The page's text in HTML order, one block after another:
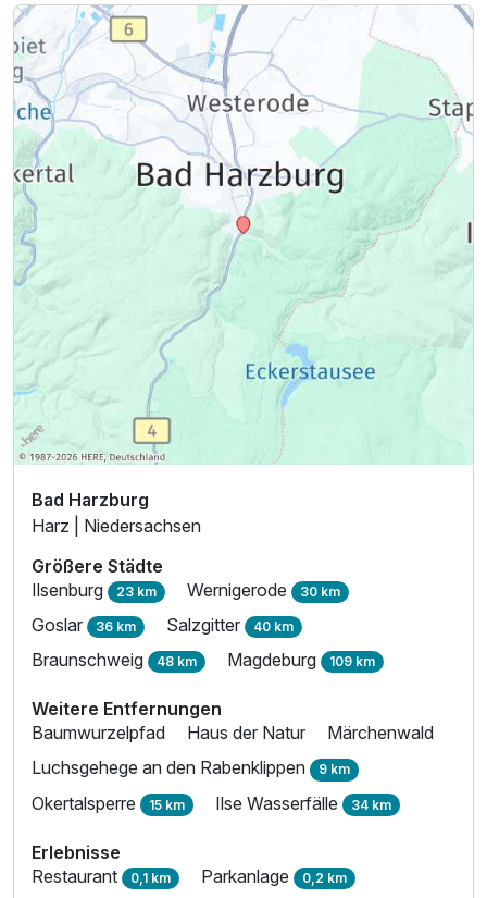
Ausstattung
p.P. ab459,00 €
Familienzimmer
2 Erwachsene und 2 Kinder
Bad Harzburg
Harz | Niedersachsen
Größere Städte
Ilsenburg 23 km Wernigerode 30 km
Goslar 36 km Salzgitter 40 km
Braunschweig 48 km Magdeburg 109 km
Weitere Entfernungen
Baumwurzelpfad
Haus der Natur
Märchenwald
Luchsgehege an den Rabenklippen 9 km
Okertalsperre 15 km Ilse Wasserfälle 34 km
Erlebnisse
Restaurant 0,1 km Parkanlage 0,2 km